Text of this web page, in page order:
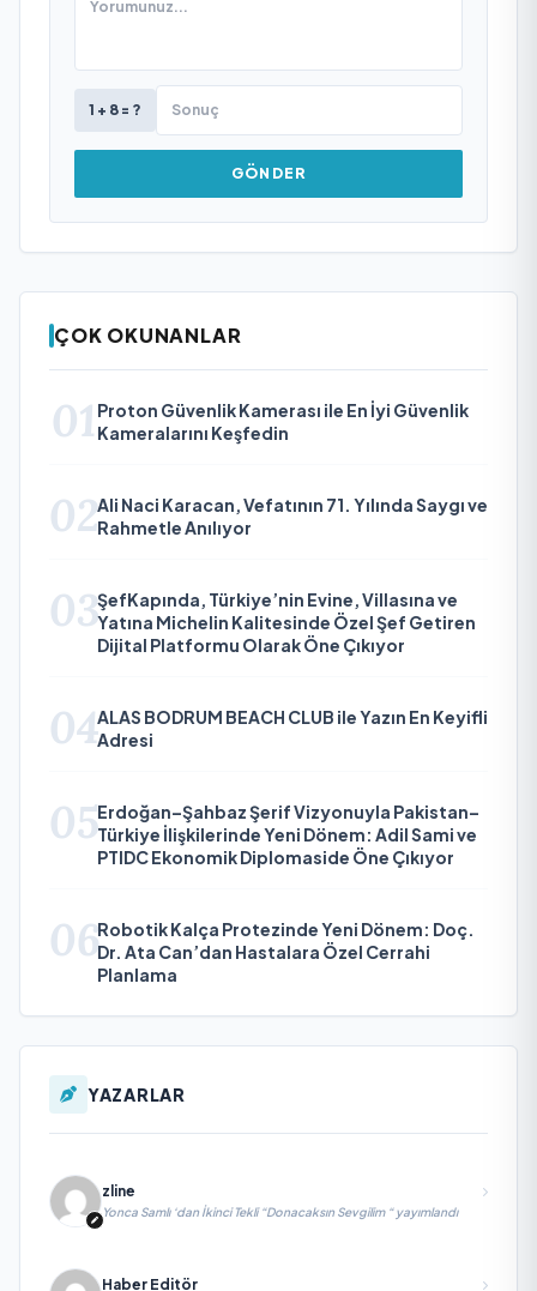
1 + 8 = ?
GÖNDER
ÇOK OKUNANLAR
01 Proton Güvenlik Kamerası ile En İyi Güvenlik
Kameralarını Keşfedin
02Ali Naci Karacan, Vefatının 71. Yılında Saygı ve
Rahmetle Anılıyor
03ŞefKapında, Türkiye’nin Evine, Villasına ve
Yatına Michelin Kalitesinde Özel Şef Getiren
Dijital Platformu Olarak Öne Çıkıyor
04ALAS BODRUM BEACH CLUB ile Yazın En Keyifli
Adresi
05Erdoğan–Şahbaz Şerif Vizyonuyla Pakistan–
Türkiye İlişkilerinde Yeni Dönem: Adil Sami ve
PTIDC Ekonomik Diplomaside Öne Çıkıyor
06Robotik Kalça Protezinde Yeni Dönem: Doç.
Dr. Ata Can’dan Hastalara Özel Cerrahi
Planlama
YAZARLAR
zline
Yonca Samlı ‘dan İkinci Tekli “Donacaksın Sevgilim “ yayımlandı
Haber Editör